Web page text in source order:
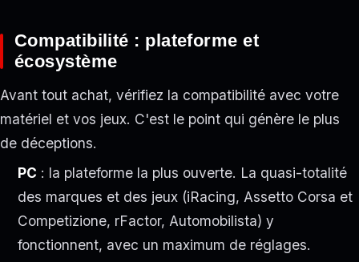
Compatibilité : plateforme et
écosystème
Avant tout achat, vérifiez la compatibilité avec votre
matériel et vos jeux. C'est le point qui génère le plus
de déceptions.
PC : la plateforme la plus ouverte. La quasi-totalité
des marques et des jeux (iRacing, Assetto Corsa et
Competizione, rFactor, Automobilista) y
fonctionnent, avec un maximum de réglages.